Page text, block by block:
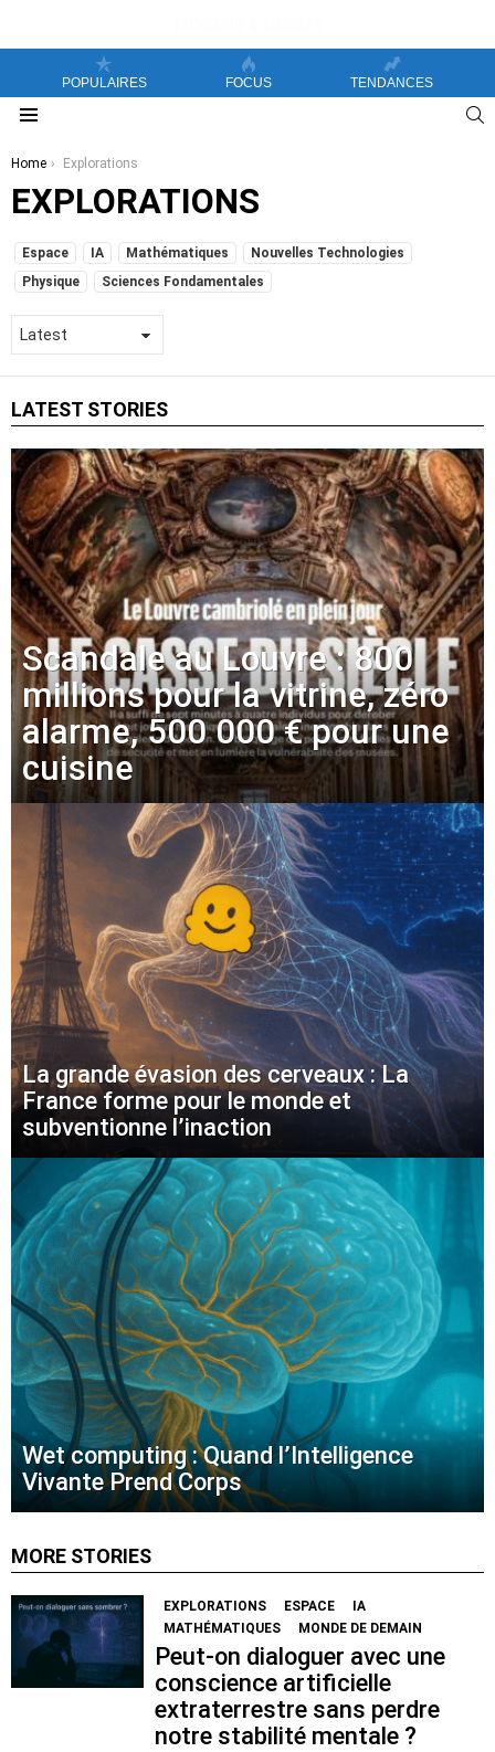
POPULAIRES FOCUS TENDANCES
You are here:
Home Explorations
EXPLORATIONS
SUBTERMS
Espace IA Mathématiques
Nouvelles Technologies
Physique
Sciences Fondamentales
LATEST STORIES
Scandale au Louvre : 800
millions pour la vitrine, zéro
alarme, 500 000 € pour une
cuisine
La grande évasion des cerveaux : La
France forme pour le monde et
subventionne l’inaction
Wet computing : Quand l’Intelligence
Vivante Prend Corps
MORE STORIES
EXPLORATIONS ESPACE
IA
MATHÉMATIQUES
MONDE DE DEMAIN
Peut-on dialoguer avec une
conscience artificielle
extraterrestre sans perdre
notre stabilité mentale ?